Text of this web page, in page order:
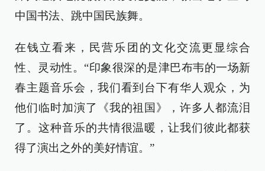
中国书法、跳中国民族舞。
在钱立看来，民营乐团的文化交流更显综合
性、灵动性。“印象很深的是津巴布韦的一场新
春主题音乐会，我们看到台下有华人观众，为
他们临时加演了《我的祖国》，许多人都流泪
了。这种音乐的共情很温暖，让我们彼此都获
得了演出之外的美好情谊。”